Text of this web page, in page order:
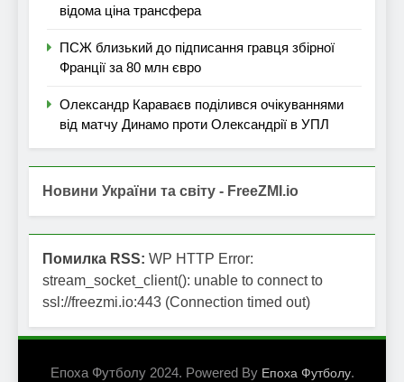
відома ціна трансфера
ПСЖ близький до підписання гравця збірної
Франції за 80 млн євро
Олександр Караваєв поділився очікуваннями
від матчу Динамо проти Олександрії в УПЛ
Новини України та світу - FreeZMI.io
Помилка RSS: WP HTTP Error:
stream_socket_client(): unable to connect to
ssl://freezmi.io:443 (Connection timed out)
Епоха Футболу 2024. Powered By Епоха Футболу.